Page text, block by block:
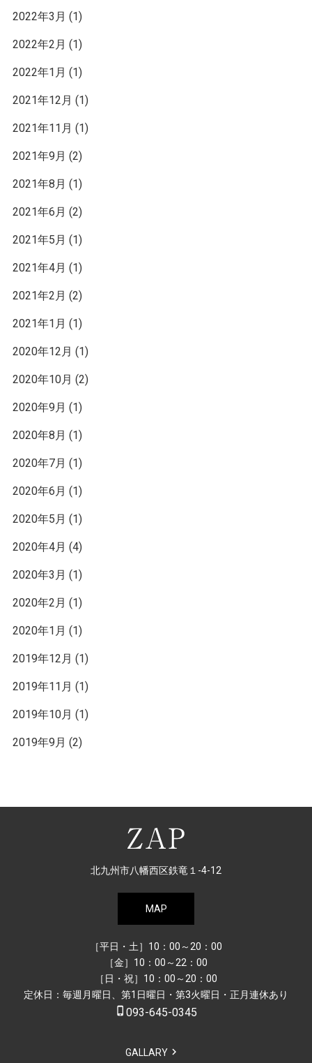
2022年3月 (1)
2022年2月 (1)
2022年1月 (1)
2021年12月 (1)
2021年11月 (1)
2021年9月 (2)
2021年8月 (1)
2021年6月 (2)
2021年5月 (1)
2021年4月 (1)
2021年2月 (2)
2021年1月 (1)
2020年12月 (1)
2020年10月 (2)
2020年9月 (1)
2020年8月 (1)
2020年7月 (1)
2020年6月 (1)
2020年5月 (1)
2020年4月 (4)
2020年3月 (1)
2020年2月 (1)
2020年1月 (1)
2019年12月 (1)
2019年11月 (1)
2019年10月 (1)
2019年9月 (2)
北九州市八幡西区鉄竜１-4-12
MAP
［平日・土］10：00～20：00
［金］10：00～22：00
［日・祝］10：00～20：00
定休日：毎週月曜日、第1日曜日・第3火曜日・正月連休あり
phone_iphone 093-645-0345
GALLARY